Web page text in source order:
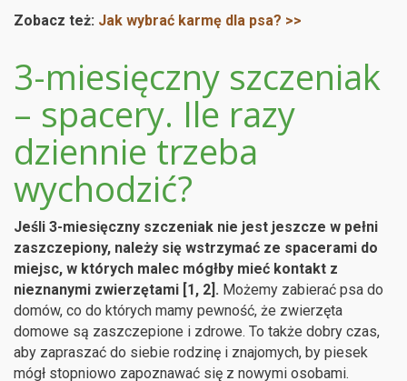
Zobacz też: Jak wybrać karmę dla psa? >>
3-miesięczny szczeniak
– spacery. Ile razy
dziennie trzeba
wychodzić?
Jeśli 3-miesięczny szczeniak nie jest jeszcze w pełni
zaszczepiony, należy się wstrzymać ze spacerami do
miejsc, w których malec mógłby mieć kontakt z
nieznanymi zwierzętami [1, 2]. Możemy zabierać psa do
domów, co do których mamy pewność, że zwierzęta
domowe są zaszczepione i zdrowe. To także dobry czas,
aby zapraszać do siebie rodzinę i znajomych, by piesek
mógł stopniowo zapoznawać się z nowymi osobami.